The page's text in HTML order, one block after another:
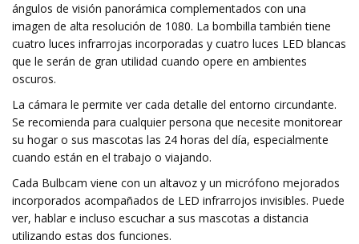
ángulos de visión panorámica complementados con una
imagen de alta resolución de 1080. La bombilla también tiene
cuatro luces infrarrojas incorporadas y cuatro luces LED blancas
que le serán de gran utilidad cuando opere en ambientes
oscuros.
La cámara le permite ver cada detalle del entorno circundante.
Se recomienda para cualquier persona que necesite monitorear
su hogar o sus mascotas las 24 horas del día, especialmente
cuando están en el trabajo o viajando.
Cada Bulbcam viene con un altavoz y un micrófono mejorados
incorporados acompañados de LED infrarrojos invisibles. Puede
ver, hablar e incluso escuchar a sus mascotas a distancia
utilizando estas dos funciones.